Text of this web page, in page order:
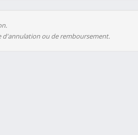
d'annulation ou de remboursement.